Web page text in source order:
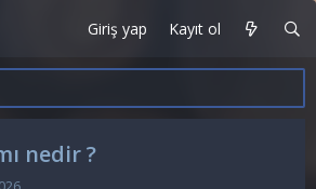
Giriş yap Kayıt ol
nedir ?